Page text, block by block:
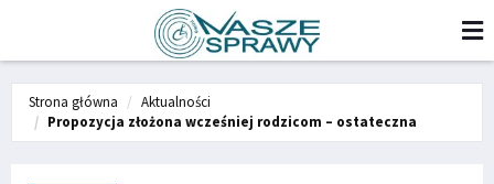
Strona główna
Aktualności
Propozycja złożona wcześniej rodzicom – ostateczna